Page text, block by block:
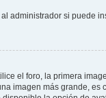
administrador si puede
el foro, la primera
imagen más grande,